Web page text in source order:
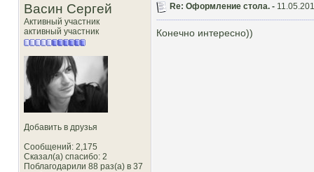
Васин Сергей
Активный участник
активный участник
Добавить в друзья
Сообщений: 2,175
Сказал(а) спасибо: 2
Поблагодарили 88 раз(а) в 37
Re: Оформление стола. -
Конечно интересно))